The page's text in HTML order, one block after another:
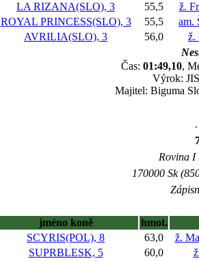
LA RIZANA(SLO), 3 55,5
ž.
ROYAL PRINCESS(SLO), 3 55,5
am.
AVRILIA(SLO), 3 56,0
ž.
Čas: 01:49,10,
Výrok:
Majitel: Biguma
Rovina I
170000 Sk
jméno koně
hmot.
SCYRIS(POL), 8 63,0
ž.
SUPRBLESK, 5 60,0